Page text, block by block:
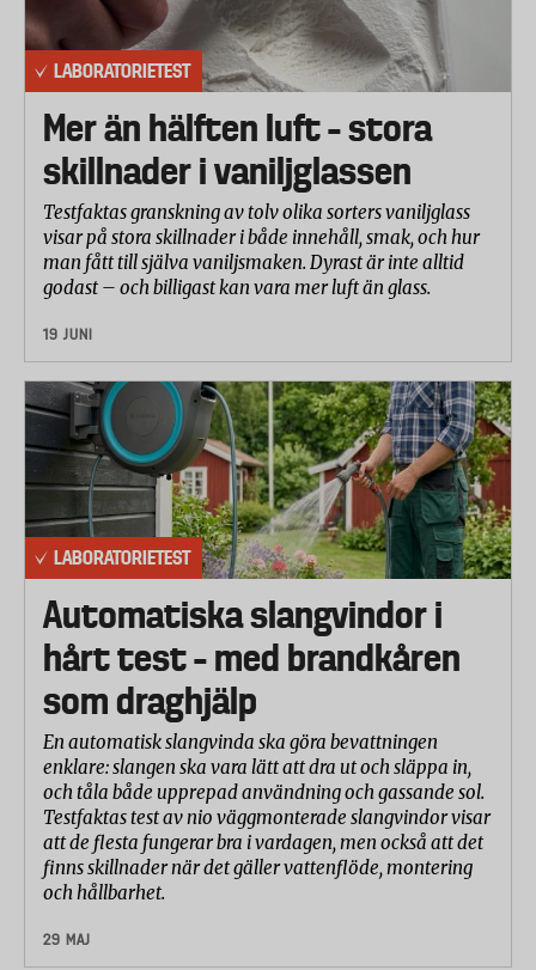
LABORATORIETEST
Mer än hälften luft – stora
skillnader i vaniljglassen
Testfaktas granskning av tolv olika sorters vaniljglass
visar på stora skillnader i både innehåll, smak, och hur
man fått till själva vaniljsmaken. Dyrast är inte alltid
godast – och billigast kan vara mer luft än glass.
19 JUNI
LABORATORIETEST
Automatiska slangvindor i
hårt test – med brandkåren
som draghjälp
En automatisk slangvinda ska göra bevattningen
enklare: slangen ska vara lätt att dra ut och släppa in,
och tåla både upprepad användning och gassande sol.
Testfaktas test av nio väggmonterade slangvindor visar
att de flesta fungerar bra i vardagen, men också att det
finns skillnader när det gäller vattenflöde, montering
och hållbarhet.
29 MAJ